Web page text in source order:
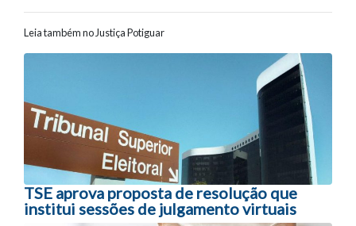
Leia também no Justiça Potiguar
Navegação entre posts
TSE aprova proposta de resolução que
institui sessões de julgamento virtuais